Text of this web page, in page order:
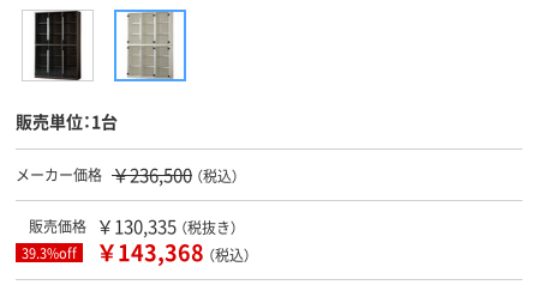
販売単位：1台
メーカー価格 ￥236,500 （税込）
販売価格 ￥130,335 （税抜き）
39.3%off ￥143,368 （税込）